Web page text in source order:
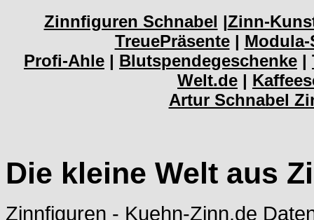
Zinnfiguren Schnabel |Zinn-
TreuePräsente|
Profi-Ahle | Blutspendegeschenke |
Welt.de |
Artur Schnabel
Die kleine Welt aus
Zinnfiguren - Kuehn-Zinn.de